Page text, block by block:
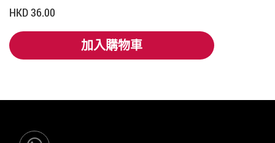
HKD 36.00
加入購物車
加入購物車